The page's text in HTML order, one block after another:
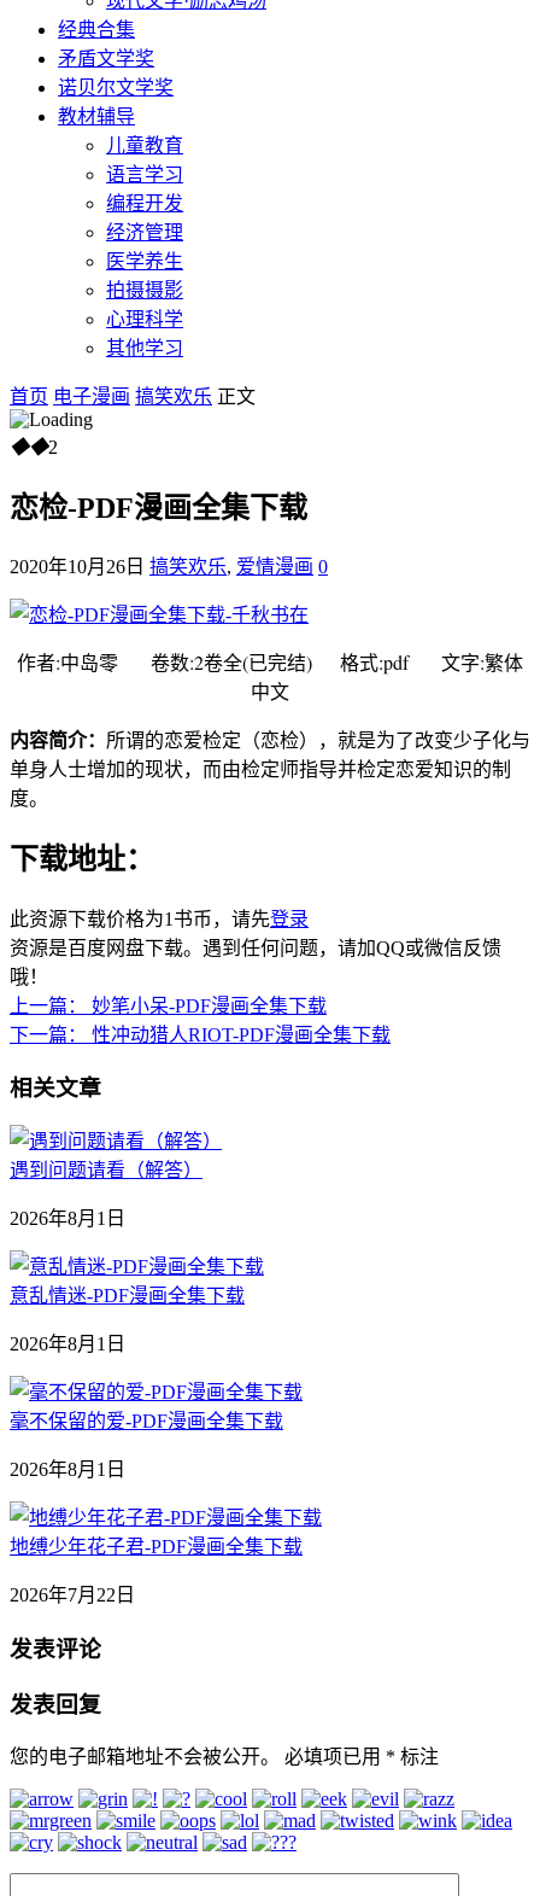
经典合集
矛盾文学奖
诺贝尔文学奖
教材辅导
儿童教育
语言学习
编程开发
经济管理
医学养生
拍摄摄影
心理科学
其他学习
首页 电子漫画 搞笑欢乐 正文
◆◆2
恋检-PDF漫画全集下载
2020年10月26日 搞笑欢乐, 爱情漫画 0
作者:中岛零 卷数:2卷全(已完结) 格式:pdf 文字:繁体
中文
内容简介： 所谓的恋爱检定（恋检），就是为了改变少子化与
单身人士增加的现状，而由检定师指导并检定恋爱知识的制
度。
下载地址：
此资源下载价格为1 书币，请先登录
资源是百度网盘下载。遇到任何问题，请加QQ或微信反馈
哦！
上一篇：
妙笔小呆-PDF漫画全集下载
下一篇：
性冲动猎人RIOT-PDF漫画全集下载
相关文章
遇到问题请看（解答）
2026年8月1日
意乱情迷-PDF漫画全集下载
2026年8月1日
毫不保留的爱-PDF漫画全集下载
2026年8月1日
地缚少年花子君-PDF漫画全集下载
2026年7月22日
发表评论
发表回复
您的电子邮箱地址不会被公开。 必填项已用 * 标注